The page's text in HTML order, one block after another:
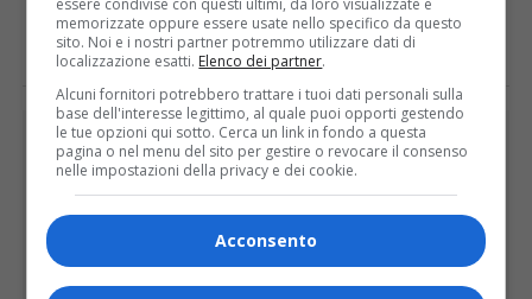
E TU COSA NE PENSI?
PUBBLICITÀ
memorizzate oppure essere usate nello specifico da questo
sito. Noi e i nostri partner potremmo utilizzare dati di
localizzazione esatti. Elenco dei partner.
Alcuni fornitori potrebbero trattare i tuoi dati personali sulla
base dell'interesse legittimo, al quale puoi opporti gestendo
le tue opzioni qui sotto. Cerca un link in fondo a questa
pagina o nel menu del sito per gestire o revocare il consenso
nelle impostazioni della privacy e dei cookie.
Acconsento